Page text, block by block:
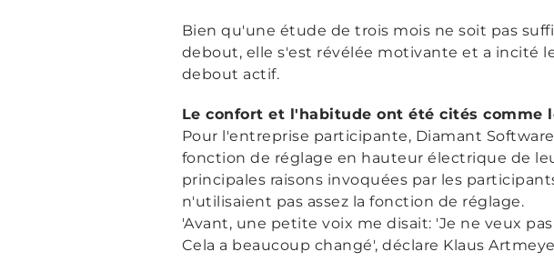
Bien qu'une étude de trois mois ne soit pas
debout, elle s'est révélée motivante et a incité
debout actif.
Le confort et l'habitude ont été cités comme
Pour l'entreprise participante, Diamant
fonction de réglage en hauteur électrique de
principales raisons invoquées par les
n'utilisaient pas assez la fonction de réglage.
'Avant, une petite voix me disait: 'Je ne veux
Cela a beaucoup changé', déclare Klaus